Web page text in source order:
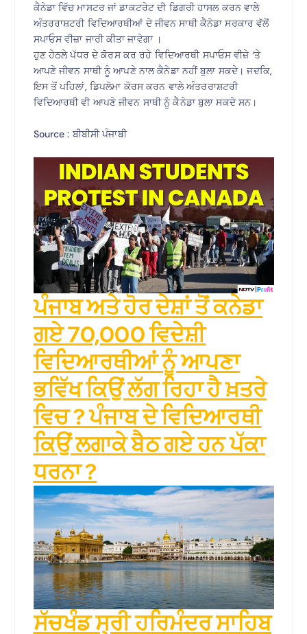
ਕੈਨੇਡਾ ਵਿੱਚ ਮਾਸਟਰ ਜਾਂ ਡਾਕਟਰੇਟ ਦੀ ਡਿਗਰੀ ਹਾਸਲ ਕਰਨ ਵਾਲੇ
ਅੰਤਰਰਾਸ਼ਟਰੀ ਵਿਦਿਆਰਥੀਆਂ ਦੇ ਜੀਵਨ ਸਾਥੀ ਕੈਨੇਡਾ ਸਰਕਾਰ ਵੱਲੋਂ
ਸਪਾਓਸ ਵੀਜ਼ਾ ਜਾਰੀ ਕੀਤਾ ਜਾਵੇਗਾ ।
ਹੁਣ ਹੇਠਲੇ ਪੱਧਰ ਦੇ ਕੋਰਸ ਕਰ ਰਹੇ ਵਿਦਿਆਰਥੀ ਸਪਾਓਸ ਵੀਜ਼ੇ ‘ਤੇ
ਆਪਣੇ ਜੀਵਨ ਸਾਥੀ ਨੂੰ ਆਪਣੇ ਨਾਲ ਕੈਨੇਡਾ ਨਹੀਂ ਬੁਲਾ ਸਕਦੇ। ਜਦਕਿ,
ਇਸ ਤੋਂ ਪਹਿਲਾਂ, ਡਿਪਲੋਮਾ ਕੋਰਸ ਕਰਨ ਵਾਲੇ ਅੰਤਰਰਾਸ਼ਟਰੀ
ਵਿਦਿਆਰਥੀ ਵੀ ਆਪਣੇ ਜੀਵਨ ਸਾਥੀ ਨੂੰ ਕੈਨੇਡਾ ਬੁਲਾ ਸਕਦੇ ਸਨ।
Source : ਬੀਬੀਸੀ ਪੰਜਾਬੀ
ਪੰਜਾਬ ਅਤੇ ਹੋਰ ਦੇਸ਼ਾਂ ਤੋਂ ਕਨੇਡਾ
ਗਏ 70,000 ਵਿਦੇਸ਼ੀ
ਵਿਦਿਆਰਥੀਆਂ ਨੂੰ ਆਪਣਾ
ਭਵਿੱਖ ਕਿਉਂ ਲੱਗ ਰਿਹਾ ਹੈ ਖ਼ਤਰੇ
ਵਿਚ ? ਪੰਜਾਬ ਦੇ ਵਿਦਿਆਰਥੀ
ਕਿਉਂ ਲਗਾਕੇ ਬੈਠ ਗਏ ਹਨ ਪੱਕਾ
ਧਰਨਾ ?
ਸੱਚਖੰਡ ਸ੍ਰੀ ਹਰਿਮੰਦਰ ਸਾਹਿਬ